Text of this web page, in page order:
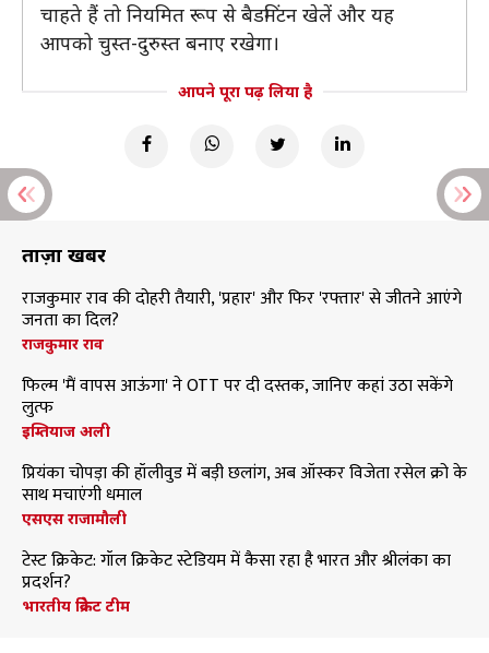
चाहते हैं तो नियमित रूप से बैडमिंटन खेलें और यह
आपको चुस्त-दुरुस्त बनाए रखेगा।
आपने पूरा पढ़ लिया है
ताज़ा खबरें
राजकुमार राव की दोहरी तैयारी, 'प्रहार' और फिर 'रफ्तार' से जीतने आएंगे
जनता का दिल?
राजकुमार राव
फिल्म 'मैं वापस आऊंगा' ने OTT पर दी दस्तक, जानिए कहां उठा सकेंगे
लुत्फ
इम्तियाज अली
प्रियंका चोपड़ा की हॉलीवुड में बड़ी छलांग, अब ऑस्कर विजेता रसेल क्रो के
साथ मचाएंगी धमाल
एसएस राजामौली
टेस्ट क्रिकेट: गॉल क्रिकेट स्टेडियम में कैसा रहा है भारत और श्रीलंका का
प्रदर्शन?
भारतीय क्रिकेट टीम